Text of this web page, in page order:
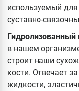
используемый
суставно-
Гидролизованный
в нашем
строит наши
кости. Отвечает
жидкости,